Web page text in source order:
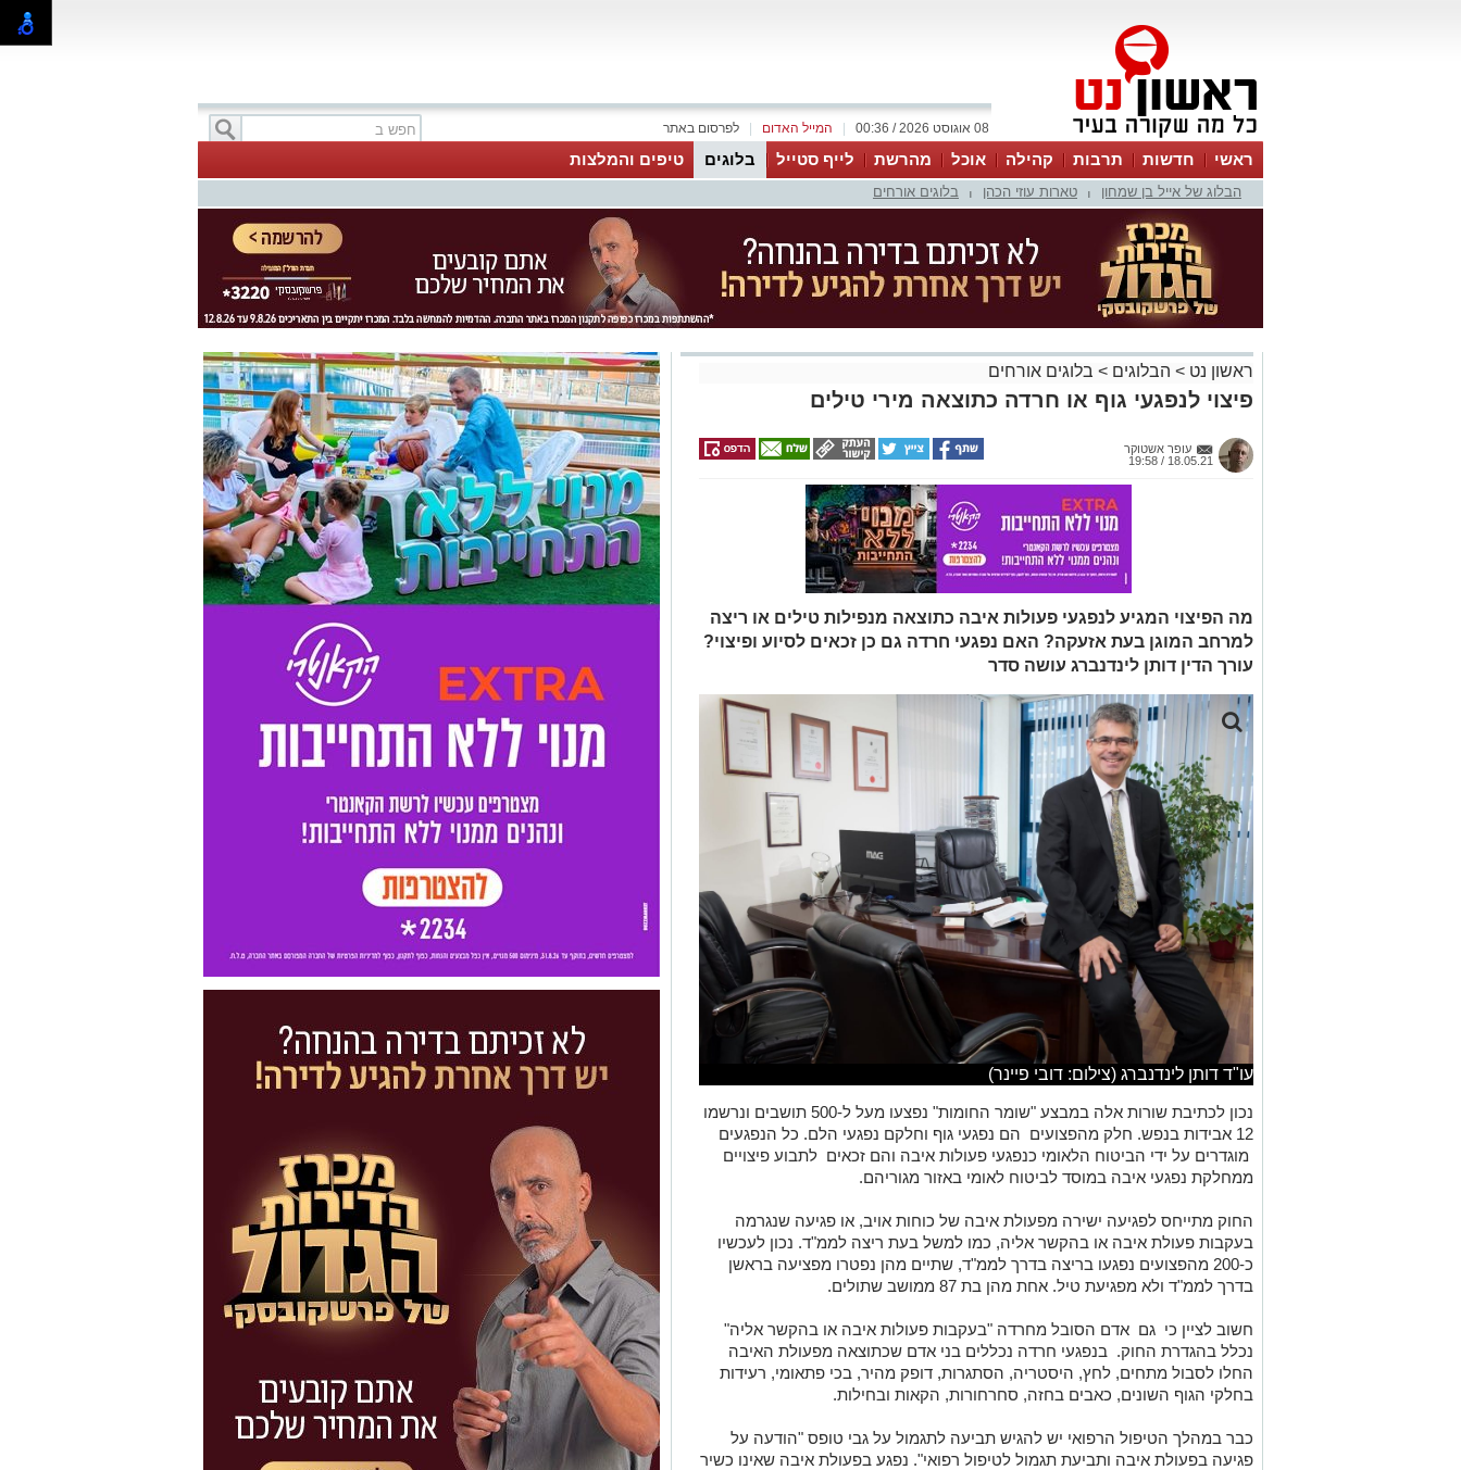
לפרסום באתר המייל האדום 08 אוגוסט 2026 / 00:36
ראשי חדשות תרבות קהילה אוכל מהרשת לייף סטייל בלוגים טיפים והמלצות
הבלוג של אייל בן שמחון טארות עוזי הכהן בלוגים אורחים
ראשון נט > הבלוגים > בלוגים אורחים
פיצוי לנפגעי גוף או חרדה כתוצאה מירי טילים
עופר אשטוקר
18.05.21 / 19:58
מה הפיצוי המגיע לנפגעי פעולות איבה כתוצאה מנפילות טילים או ריצה
למרחב המוגן בעת אזעקה? האם נפגעי חרדה גם כן זכאים לסיוע ופיצוי?
עורך הדין דותן לינדנברג עושה סדר
עו"ד דותן לינדנברג (צילום: דובי פיינר)
נכון לכתיבת שורות אלה במבצע "שומר החומות" נפצעו מעל ל-500 תושבים ונרשמו
12 אבידות בנפש. חלק מהפצועים הם נפגעי גוף וחלקם נפגעי הלם. כל הנפגעים
מוגדרים על ידי הביטוח הלאומי כנפגעי פעולות איבה והם זכאים לתבוע פיצויים
ממחלקת נפגעי איבה במוסד לביטוח לאומי באזור מגוריהם.
החוק מתייחס לפגיעה ישירה מפעולת איבה של כוחות אויב, או פגיעה שנגרמה
בעקבות פעולת איבה או בהקשר אליה, כמו למשל בעת ריצה לממ"ד. נכון לעכשיו
כ-200 מהפצועים נפגעו בריצה בדרך לממ"ד, שתיים מהן נפטרו מפציעה בראשן
בדרך לממ"ד ולא מפגיעת טיל. אחת מהן בת 87 ממושב שתולים.
חשוב לציין כי גם אדם הסובל מחרדה "בעקבות פעולות איבה או בהקשר אליה"
נכלל בהגדרת החוק. בנפגעי חרדה נכללים בני אדם שכתוצאה מפעולת האיבה
החלו לסבול מתחים, לחץ, היסטריה, הסתגרות, דופק מהיר, בכי פתאומי, רעידות
בחלקי הגוף השונים, כאבים בחזה, סחרחורות, הקאות ובחילות.
כבר במהלך הטיפול הרפואי יש להגיש תביעה לתגמול על גבי טופס "הודעה על
פגיעה בפעולת איבה ותביעת תגמול לטיפול רפואי". נפגע בפעולת איבה שאינו כשיר